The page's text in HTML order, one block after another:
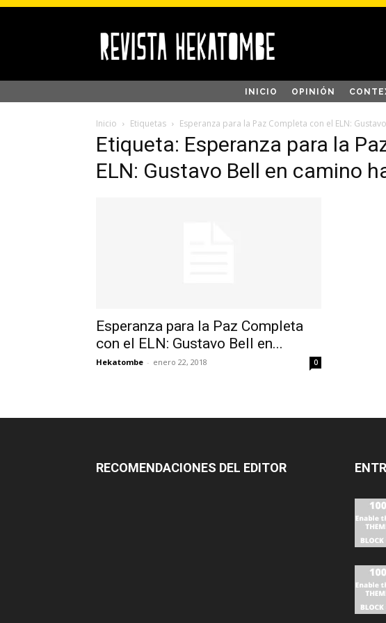
INICIO OPINIÓN
Inicio Etiquetas Esperanza para la Paz Completa con el ELN:
Etiqueta: Esperanza para la
ELN: Gustavo Bell en camino
Esperanza para la Paz Completa
con el ELN: Gustavo Bell en...
Hekatombe - enero 22, 2018 0
RECOMENDACIONES DEL EDITOR